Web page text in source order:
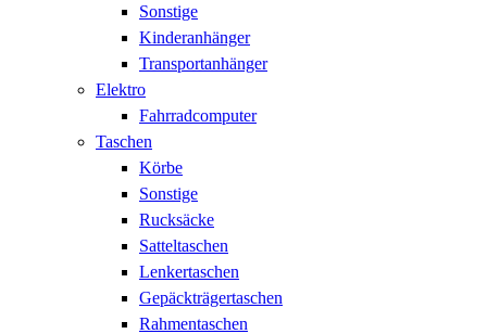
Sonstige
Kinderanhänger
Transportanhänger
Elektro
Fahrradcomputer
Taschen
Körbe
Sonstige
Rucksäcke
Satteltaschen
Lenkertaschen
Gepäckträgertaschen
Rahmentaschen